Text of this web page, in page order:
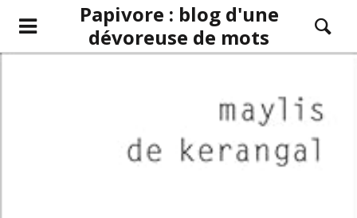
Papivore : blog d'une
dévoreuse de mots